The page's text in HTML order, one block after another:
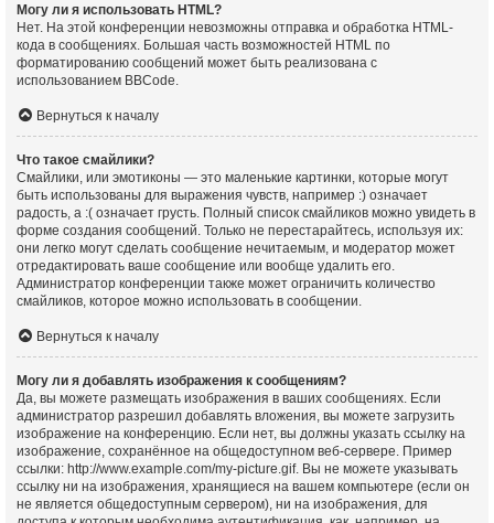
Могу ли я использовать HTML?
Нет. На этой конференции невозможны отправка и обработка HTML-
кода в сообщениях. Большая часть возможностей HTML по
форматированию сообщений может быть реализована с
использованием BBCode.
Вернуться к началу
Что такое смайлики?
Смайлики, или эмотиконы — это маленькие картинки, которые могут
быть использованы для выражения чувств, например :) означает
радость, а :( означает грусть. Полный список смайликов можно увидеть в
форме создания сообщений. Только не перестарайтесь, используя их:
они легко могут сделать сообщение нечитаемым, и модератор может
отредактировать ваше сообщение или вообще удалить его.
Администратор конференции также может ограничить количество
смайликов, которое можно использовать в сообщении.
Вернуться к началу
Могу ли я добавлять изображения к сообщениям?
Да, вы можете размещать изображения в ваших сообщениях. Если
администратор разрешил добавлять вложения, вы можете загрузить
изображение на конференцию. Если нет, вы должны указать ссылку на
изображение, сохранённое на общедоступном веб-сервере. Пример
ссылки: http://www.example.com/my-picture.gif. Вы не можете указывать
ссылку ни на изображения, хранящиеся на вашем компьютере (если он
не является общедоступным сервером), ни на изображения, для